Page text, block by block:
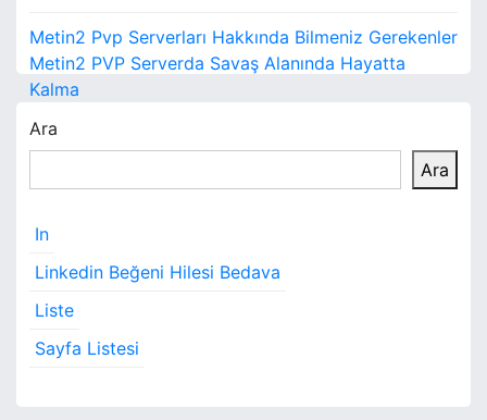
Y
a
z
ı
g
e
z
i
n
Metin2 Pvp Serverları Hakkında Bilmeniz Gerekenler
Metin2 PVP Serverda Savaş Alanında Hayatta
Kalma
Ara
Ara
In
Linkedin Beğeni Hilesi Bedava
Liste
Sayfa Listesi